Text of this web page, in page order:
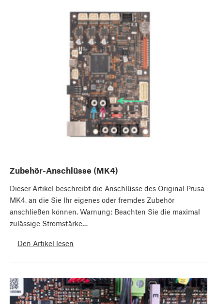
Zubehör-Anschlüsse (MK4)
Dieser Artikel beschreibt die Anschlüsse des Original Prusa
MK4, an die Sie Ihr eigenes oder fremdes Zubehör
anschließen können. Warnung: Beachten Sie die maximal
zulässige Stromstärke…
Den Artikel lesen